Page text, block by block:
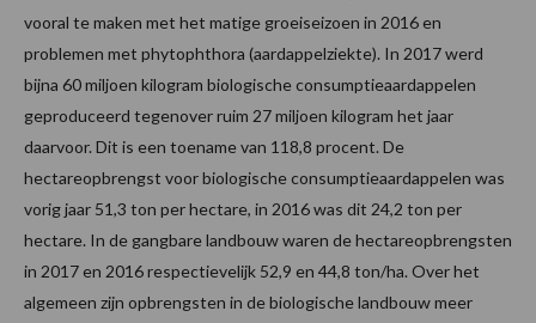
vooral te maken met het matige groeiseizoen in 2016 en
problemen met phytophthora (aardappelziekte). In 2017 werd
bijna 60 miljoen kilogram biologische consumptieaardappelen
geproduceerd tegenover ruim 27 miljoen kilogram het jaar
daarvoor. Dit is een toename van 118,8 procent. De
hectareopbrengst voor biologische consumptieaardappelen was
vorig jaar 51,3 ton per hectare, in 2016 was dit 24,2 ton per
hectare. In de gangbare landbouw waren de hectareopbrengsten
in 2017 en 2016 respectievelijk 52,9 en 44,8 ton/ha. Over het
algemeen zijn opbrengsten in de biologische landbouw meer